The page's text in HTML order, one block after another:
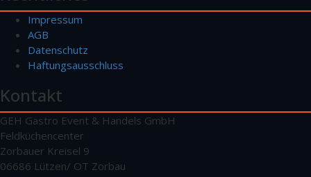
Impressum
AGB
Datenschutz
Haftungsausschluss
Kontakt
GEH Gastro Event & Handels GmbH
Feldküchencenter
Zorbauer Kreisel 9
06686 Lützen/ OT Zorbau